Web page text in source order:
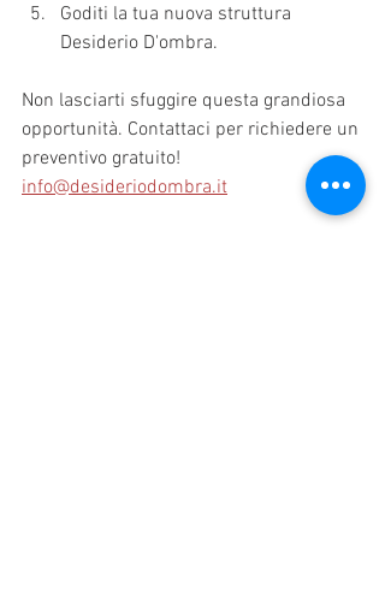
Goditi la tua nuova struttura
Desiderio D'ombra.
Non lasciarti sfuggire questa grandiosa
opportunità. Contattaci per richiedere un
preventivo gratuito!
info@desideriodombra.it